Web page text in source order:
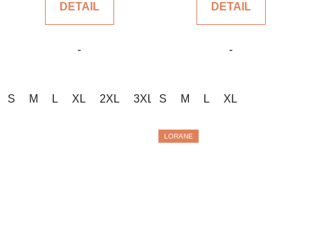
z
hviezdičiek.
DETAIL
-
S M L XL 2XL 3XL
z
hviezdičiek.
DETAIL
-
S M L XL
LORANE